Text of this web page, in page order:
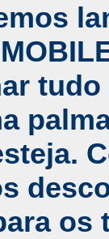
os